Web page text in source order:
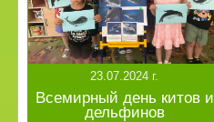
23.07.2024 г.
Всемирный день китов и
дельфинов